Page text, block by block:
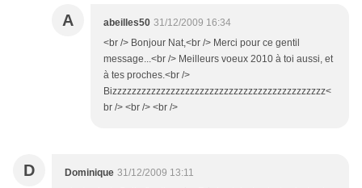
A abeilles50 31/12/2009 16:34
<br /> Bonjour Nat,<br /> Merci pour ce gentil
message...<br /> Meilleurs voeux 2010 à toi aussi, et
à tes proches.<br />
Bizzzzzzzzzzzzzzzzzzzzzzzzzzzzzzzzzzzzzzzzzzzz<
br /> <br /> <br />
D Dominique 31/12/2009 13:11